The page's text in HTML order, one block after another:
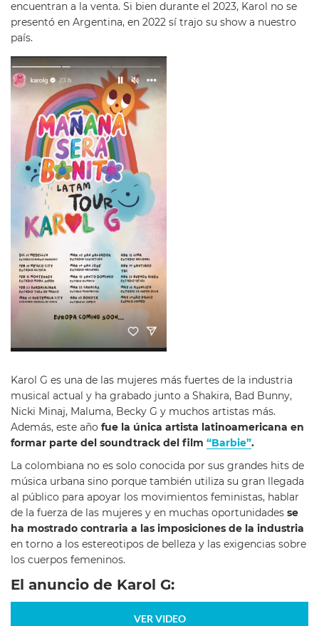
encuentran a la venta. Si bien durante el 2023, Karol no se
presentó en Argentina, en 2022 sí trajo su show a nuestro
país.
Karol G es una de las mujeres más fuertes de la industria
musical actual y ha grabado junto a Shakira, Bad Bunny,
Nicki Minaj, Maluma, Becky G y muchos artistas más.
Además, este año fue la única artista latinoamericana en
formar parte del soundtrack del film “Barbie”.
La colombiana no es solo conocida por sus grandes hits de
música urbana sino porque también utiliza su gran llegada
al público para apoyar los movimientos feministas, hablar
de la fuerza de las mujeres y en muchas oportunidades se
ha mostrado contraria a las imposiciones de la industria
en torno a los estereotipos de belleza y las exigencias sobre
los cuerpos femeninos.
El anuncio de Karol G:
VER VIDEO